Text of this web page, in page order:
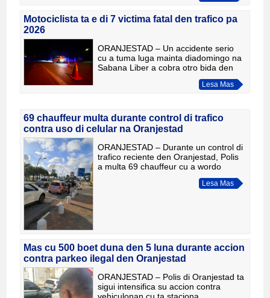
Motociclista ta e di 7 victima fatal den trafico pa
2026
ORANJESTAD – Un accidente serio
cu a tuma luga mainta diadomingo na
Sabana Liber a cobra otro bida den
trafico arubano. E victima, Johan
Fernando Vasquez Lopez, di 33 aña,
Lesa Mas
69 chauffeur multa durante control di trafico
contra uso di celular na Oranjestad
ORANJESTAD – Durante un control di
trafico reciente den Oranjestad, Polis
a multa 69 chauffeur cu a wordo
sorprendi manejando cu celular den
man. E operacion a wordo ehecuta
Lesa Mas
Mas cu 500 boet duna den 5 luna durante accion
contra parkeo ilegal den Oranjestad
ORANJESTAD – Polis di Oranjestad ta
sigui intensifica su accion contra